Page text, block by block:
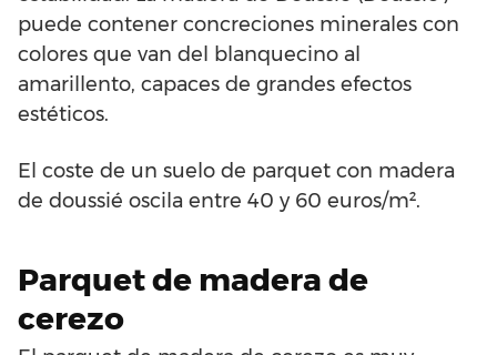
puede contener concreciones minerales con
colores que van del blanquecino al
amarillento, capaces de grandes efectos
estéticos.
El coste de un suelo de parquet con madera
de doussié oscila entre 40 y 60 euros/m².
Parquet de madera de
cerezo